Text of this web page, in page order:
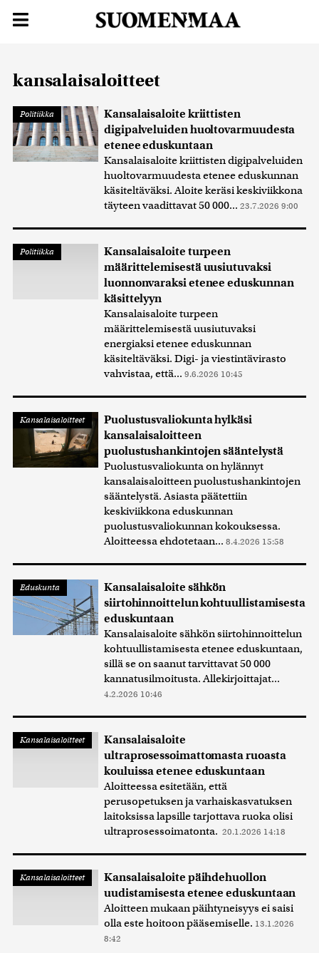
kansalaisaloitteet
Politiikka
Kansalaisaloite kriittisten
digipalveluiden huoltovarmuudesta
etenee eduskuntaan
Kansalaisaloite kriittisten digipalveluiden
huoltovarmuudesta etenee eduskunnan
käsiteltäväksi. Aloite keräsi keskiviikkona
täyteen vaadittavat 50 000... 23.7.2026 9:00
Politiikka
Kansalaisaloite turpeen
määrittelemisestä uusiutuvaksi
luonnonvaraksi etenee eduskunnan
käsittelyyn
Kansalaisaloite turpeen
määrittelemisestä uusiutuvaksi
energiaksi etenee eduskunnan
käsiteltäväksi. Digi- ja viestintävirasto
vahvistaa, että... 9.6.2026 10:45
Kansalaisaloitteet
Puolustusvaliokunta hylkäsi
kansalaisaloitteen
puolustushankintojen sääntelystä
Puolustusvaliokunta on hylännyt
kansalaisaloitteen puolustushankintojen
sääntelystä. Asiasta päätettiin
keskiviikkona eduskunnan
puolustusvaliokunnan kokouksessa.
Aloitteessa ehdotetaan... 8.4.2026 15:58
Eduskunta
Kansalaisaloite sähkön
siirtohinnoittelun kohtuullistamisesta
eduskuntaan
Kansalaisaloite sähkön siirtohinnoittelun
kohtuullistamisesta etenee eduskuntaan,
sillä se on saanut tarvittavat 50 000
kannatusilmoitusta. Allekirjoittajat...
4.2.2026 10:46
Kansalaisaloitteet
Kansalaisaloite
ultraprosessoimattomasta ruoasta
kouluissa etenee eduskuntaan
Aloitteessa esitetään, että
perusopetuksen ja varhaiskasvatuksen
laitoksissa lapsille tarjottava ruoka olisi
ultraprosessoimatonta. 20.1.2026 14:18
Kansalaisaloitteet
Kansalaisaloite päihdehuollon
uudistamisesta etenee eduskuntaan
Aloitteen mukaan päihtyneisyys ei saisi
olla este hoitoon pääsemiselle. 13.1.2026
8:42